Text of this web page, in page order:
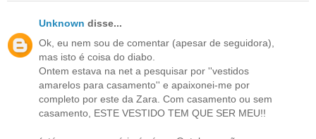
Unknown disse...
Ok, eu nem sou de comentar (apesar de seguidora),
mas isto é coisa do diabo.
Ontem estava na net a pesquisar por ''vestidos
amarelos para casamento'' e apaixonei-me por
completo por este da Zara. Com casamento ou sem
casamento, ESTE VESTIDO TEM QUE SER MEU!!